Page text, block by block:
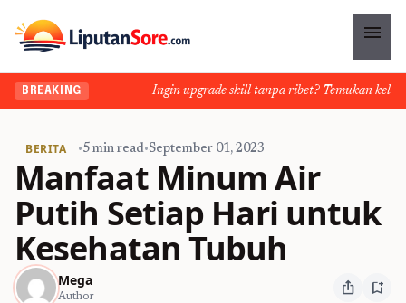
menu
BREAKING Ingin upgrade skill tanpa ribet? Temukan kelas
BERITA •5 min read•September 01, 2023
Manfaat Minum Air
Putih Setiap Hari untuk
Kesehatan Tubuh
Mega
Author ios_share bookmark_add